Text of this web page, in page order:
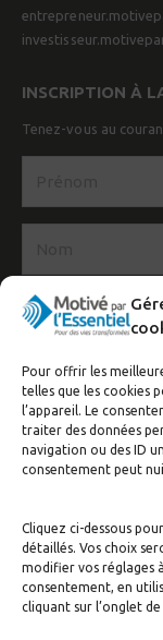
Pour offrir les
telles que les cookies
l’appareil. Le
traiter des données
navigation ou des ID
consentement peut
Cliquez ci-dessous
détaillés. Vos choix
modifier vos réglages
consentement, en
cliquant sur l’onglet
INSCRIPTION À
Tenez-vous au
J’accepte de